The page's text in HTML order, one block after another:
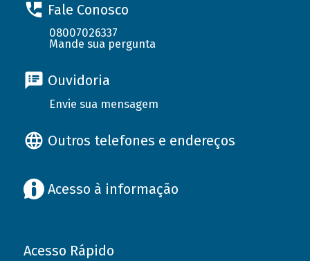
Fale Conosco
08007026337
Mande sua pergunta
Ouvidoria
Envie sua mensagem
Outros telefones e endereços
Acesso à informação
Acesso Rápido